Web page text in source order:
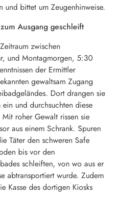
und bittet um Zeugenhinweise.
Ausgang geschleift
zwischen
und Montagmorgen, 5:30
der Ermittler
gewaltsam Zugang
Dort drangen sie
und durchsuchten diese
roher Gewalt rissen sie
aus einem Schrank. Spuren
Täter den schweren Safe
bis vor den
schleiften, von wo aus er
abtransportiert wurde. Zudem
Kasse des dortigen Kiosks